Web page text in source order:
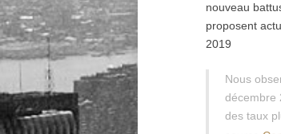
nouveau
proposent
2019
Nous
décembre
des taux